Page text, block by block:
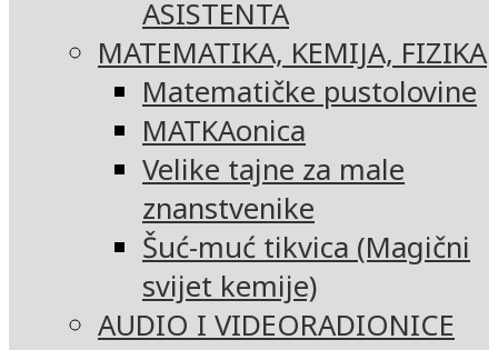
ASISTENTA
MATEMATIKA, KEMIJA, FIZIKA
Matematičke pustolovine
MATKAonica
Velike tajne za male
znanstvenike
Šuć-muć tikvica (Magični
svijet kemije)
AUDIO I VIDEORADIONICE